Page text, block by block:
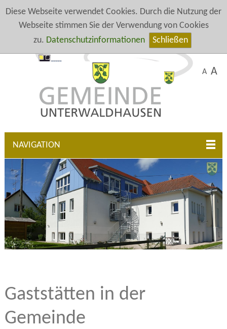
Diese Webseite verwendet Cookies. Durch die Nutzung der
Webseite stimmen Sie der Verwendung von Cookies
zu. Datenschutzinformationen Schließen
A A
NAVIGATION
Gaststätten in der
Gemeinde